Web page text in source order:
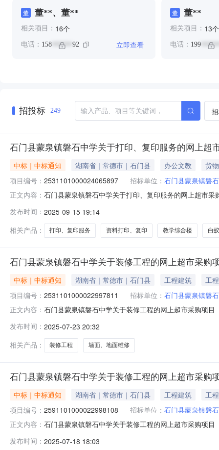
董 董**、董**
相关项目： 16个
电话： 158 ****** 92 立即查看
董 董**
相关项目： 13个
电话： 199
招投标 249
石门县蒙泉镇磐石中学关于打印、复印服务的网上超
中标｜中标通知 湖南省｜常德市｜石门县 办公文教
货物
项目编号： 2531101000024065897 招标单位： 石门县蒙泉镇磐
正文内容： 石门县蒙泉镇磐石中学关于打印、复印服务的网上超市
政区划名称:湖南省常德市石门县报价起止时间:-二、采
发布时间： 2025-09-15 19:14
相关产品：
打印、复印服务 资料打印、复印 教学综合楼 白
石门县蒙泉镇磐石中学关于装修工程的网上超市采购
中标｜中标通知 湖南省｜常德市｜石门县 工程建筑
工程
项目编号： 2531101000022997811 招标单位： 石门县蒙泉镇磐
正文内容： 石门县蒙泉镇磐石中学关于装修工程的网上超市采购项
南省常德市石门县报价起止时间:-二、采购单位信息采购
发布时间： 2025-07-23 20:32
相关产品：
装修工程 墙面、地面维修
石门县蒙泉镇磐石中学关于装修工程的网上超市采购
中标｜中标通知 湖南省｜常德市｜石门县 工程建筑
工程
项目编号： 2591101000022998108 招标单位： 石门县蒙泉镇磐
正文内容： 石门县蒙泉镇磐石中学关于装修工程的网上超市采购项
南省常德市石门县报价起止时间:-二、采购单位信息采购
发布时间： 2025-07-18 18:03